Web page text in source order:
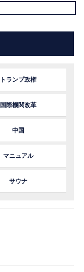
トランプ政権
国際機関改革
中国
マニュアル
サウナ